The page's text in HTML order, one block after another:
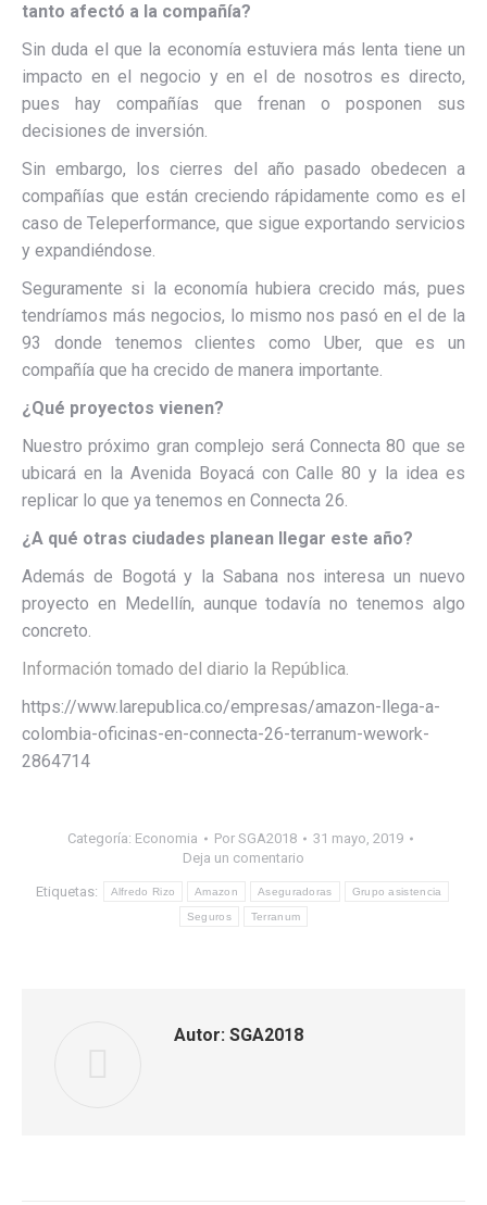
tanto afectó a la compañía?
Sin duda el que la economía estuviera más lenta tiene un
impacto en el negocio y en el de nosotros es directo,
pues hay compañías que frenan o posponen sus
decisiones de inversión.
Sin embargo, los cierres del año pasado obedecen a
compañías que están creciendo rápidamente como es el
caso de Teleperformance, que sigue exportando servicios
y expandiéndose.
Seguramente si la economía hubiera crecido más, pues
tendríamos más negocios, lo mismo nos pasó en el de la
93 donde tenemos clientes como Uber, que es un
compañía que ha crecido de manera importante.
¿Qué proyectos vienen?
Nuestro próximo gran complejo será Connecta 80 que se
ubicará en la Avenida Boyacá con Calle 80 y la idea es
replicar lo que ya tenemos en Connecta 26.
¿A qué otras ciudades planean llegar este año?
Además de Bogotá y la Sabana nos interesa un nuevo
proyecto en Medellín, aunque todavía no tenemos algo
concreto.
Información tomado del diario la República.
https://www.larepublica.co/empresas/amazon-llega-a-
colombia-oficinas-en-connecta-26-terranum-wework-
2864714
Categoría: Economia Por SGA2018
31 mayo, 2019
Deja un comentario
Etiquetas: Alfredo Rizo Amazon Aseguradoras Grupo asistencia
Seguros Terranum
Autor: SGA2018